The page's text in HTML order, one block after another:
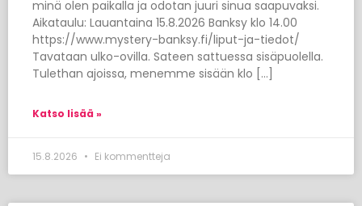
minä olen paikalla ja odotan juuri sinua saapuvaksi.
Aikataulu: Lauantaina 15.8.2026 Banksy klo 14.00
https://www.mystery-banksy.fi/liput-ja-tiedot/
Tavataan ulko-ovilla. Sateen sattuessa sisäpuolella.
Tulethan ajoissa, menemme sisään klo […]
Katso lisää »
15.8.2026 Ei kommentteja